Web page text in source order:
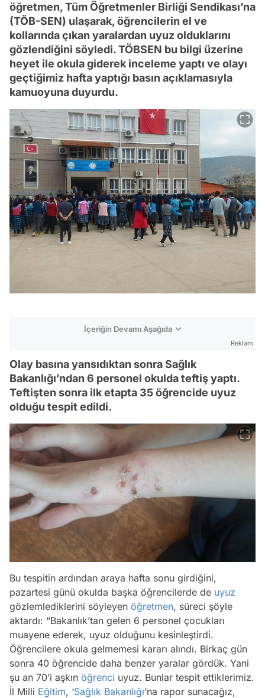
öğretmen, Tüm Öğretmenler Birliği Sendikası’na
(TÖB-SEN) ulaşarak, öğrencilerin el ve
kollarında çıkan yaralardan uyuz olduklarını
gözlendiğini söyledi. TÖBSEN bu bilgi üzerine
heyet ile okula giderek inceleme yaptı ve olayı
geçtiğimiz hafta yaptığı basın açıklamasıyla
kamuoyuna duyurdu.
İçeriğin Devamı Aşağıda
Reklam
Olay basına yansıdıktan sonra Sağlık
Bakanlığı’ndan 6 personel okulda teftiş yaptı.
Teftişten sonra ilk etapta 35 öğrencide uyuz
olduğu tespit edildi.
Bu tespitin ardından araya hafta sonu girdiğini,
pazartesi günü okulda başka öğrencilerde de uyuz
gözlemlediklerini söyleyen öğretmen, süreci şöyle
aktardı: “Bakanlık’tan gelen 6 personel çocukları
muayene ederek, uyuz olduğunu kesinleştirdi.
Öğrencilere okula gelmemesi kararı alındı. Birkaç gün
sonra 40 öğrencide daha benzer yaralar gördük. Yani
şu an 70’i aşkın öğrenci uyuz. Bunlar tespit ettiklerimiz.
İl Milli Eğitim, ‘Sağlık Bakanlığı’na rapor sunacağız,